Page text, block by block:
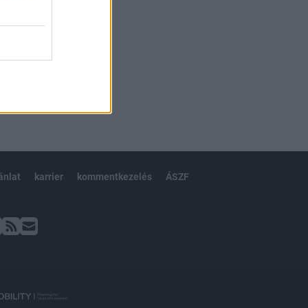
karrier kommentkezelés ÁSZF